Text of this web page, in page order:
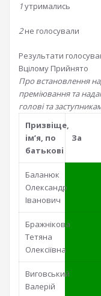
1утримались
2не голосували
Результати
Вцілому Прийнято
Про встановлення
преміювання та
голові та
Призвiще,
iм’я, по
батьковi
За
Баланюк
Олександр
Іванович
Бражнікова
Тетяна
Олексіївна
Виговський
Валерій